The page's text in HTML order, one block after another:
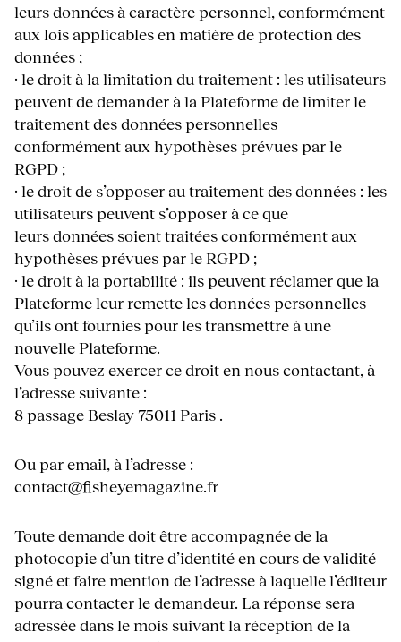
leurs données à caractère personnel, conformément
aux lois applicables en matière de protection des
données ;
· le droit à la limitation du traitement : les utilisateurs
peuvent de demander à la Plateforme de limiter le
traitement des données personnelles
conformément aux hypothèses prévues par le
RGPD ;
· le droit de s’opposer au traitement des données : les
utilisateurs peuvent s’opposer à ce que
leurs données soient traitées conformément aux
hypothèses prévues par le RGPD ;
· le droit à la portabilité : ils peuvent réclamer que la
Plateforme leur remette les données personnelles
qu’ils ont fournies pour les transmettre à une
nouvelle Plateforme.
Vous pouvez exercer ce droit en nous contactant, à
l’adresse suivante :
8 passage Beslay 75011 Paris .
Ou par email, à l’adresse :
contact@fisheyemagazine.fr
Toute demande doit être accompagnée de la
photocopie d’un titre d’identité en cours de validité
signé et faire mention de l’adresse à laquelle l’éditeur
pourra contacter le demandeur. La réponse sera
adressée dans le mois suivant la réception de la